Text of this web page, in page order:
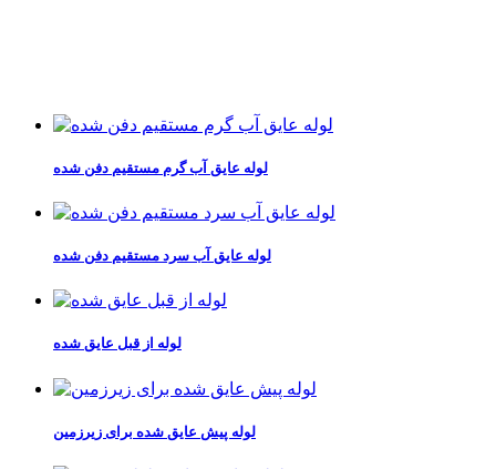
لوله عایق آب گرم مستقیم دفن شده
لوله عایق آب سرد مستقیم دفن شده
لوله از قبل عایق شده
لوله پیش عایق شده برای زیرزمین